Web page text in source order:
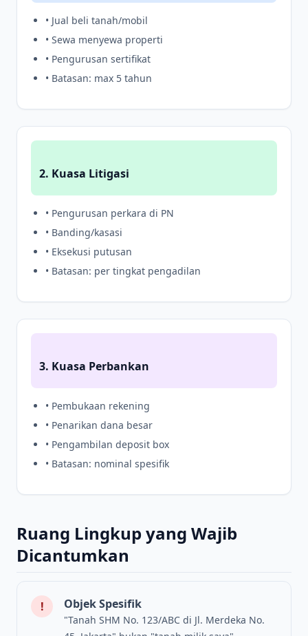
• Jual beli tanah/mobil
• Sewa menyewa properti
• Pengurusan sertifikat
• Batasan: max 5 tahun
2. Kuasa Litigasi
• Pengurusan perkara di PN
• Banding/kasasi
• Eksekusi putusan
• Batasan: per tingkat pengadilan
3. Kuasa Perbankan
• Pembukaan rekening
• Penarikan dana besar
• Pengambilan deposit box
• Batasan: nominal spesifik
Ruang Lingkup yang Wajib
Dicantumkan
! Objek Spesifik
"Tanah SHM No. 123/ABC di Jl. Merdeka No.